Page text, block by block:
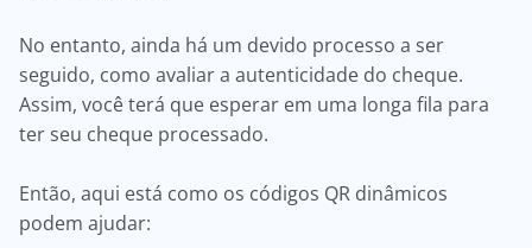
No entanto, ainda há um devido processo a ser
seguido, como avaliar a autenticidade do cheque.
Assim, você terá que esperar em uma longa fila para
ter seu cheque processado.
Então, aqui está como os códigos QR dinâmicos
podem ajudar: